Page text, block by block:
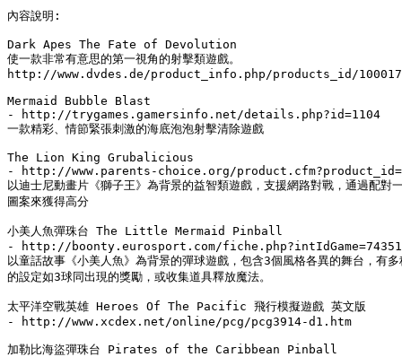
內容說明:
Dark Apes The Fate of Devolution
使一款非常有意思的第一視角的射擊類遊戲。
http://www.dvdes.de/product_info.php/products_id/
Mermaid Bubble Blast
- http://trygames.gamersinfo.net/details.php?id=1104
一款精彩、情節緊張刺激的海底泡泡射擊清除遊戲
The Lion King Grubalicious
- http://www.parents-choice.org/
以迪士尼動畫片《獅子王》為背景的益智類遊戲，支援網路對戰，通過配對
圖案來獲得高分
小美人魚彈珠台 The Little Mermaid Pinball
- http://boonty.eurosport.com/fiche.php?intIdGame=74351
以童話故事《小美人魚》為背景的彈球遊戲，包含3個風格各異的舞台，有
的設定如3球同出現的獎勵，或收集道具釋放魔法。
太平洋空戰英雄 Heroes Of The Pacific 飛行模擬遊戲 英文版
- http://www.xcdex.net/online/pcg/pcg3914-d1.htm
加勒比海盜彈珠台 Pirates of the Caribbean Pinball